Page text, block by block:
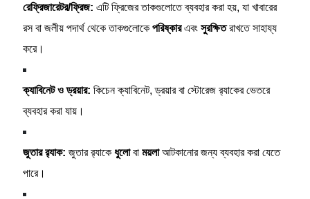
রেফ্রিজারেটর/ফ্রিজ: এটি ফ্রিজের তাকগুলোতে ব্যবহার করা হয়, যা খাবারের
রস বা জলীয় পদার্থ থেকে তাকগুলোকেপরিষ্কারএবংসুরক্ষিতরাখতে সাহায্য
করে।
ক্যাবিনেট ও ড্রয়ার: কিচেন ক্যাবিনেট, ড্রয়ার বা স্টোরেজ র‍্যাকের ভেতরে
ব্যবহার করা যায়।
জুতার র‍্যাক: জুতার র‍্যাকেধুলোবাময়লাআটকানোর জন্য ব্যবহার করা যেতে
পারে।